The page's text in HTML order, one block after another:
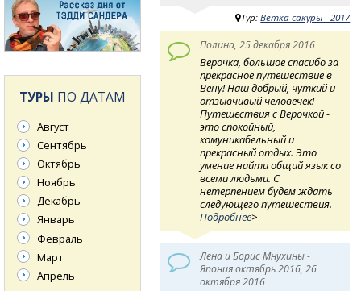
Тур:Ветка сакуры - 2017
Полина, 25 декабря 2016
Верочка, большое спасибо за
прекрасное путешествие в
Вену! Наш добрый, чуткий и
отзывчивый человечек!
Путешествия с Верочкой -
это спокойный,
комуникабельный и
прекрасный отдых. Это
умение найти общий язык со
всеми людьми. С
нетерпением будем ждать
следующего путешествия.
Подробнее>
Лена и Борис Мнухины -
Япония октябрь 2016, 26
октября 2016
ТУРЫ ПО ДАТАМ
Август
Сентябрь
Октябрь
Ноябрь
Декабрь
Январь
Февраль
Март
Апрель